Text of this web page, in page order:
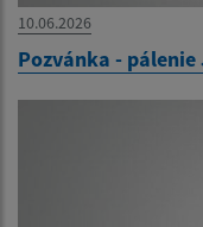
10.06.2026
Pozvánka -